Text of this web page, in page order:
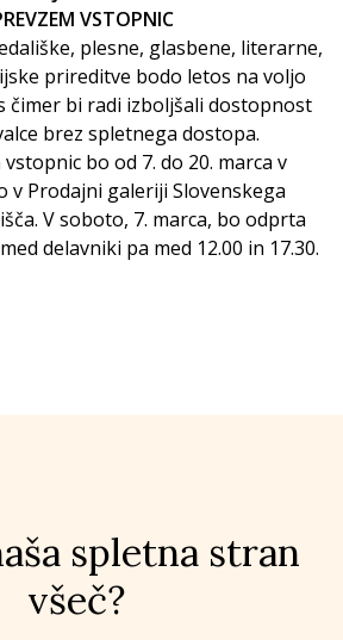
VSTOPNIC
plesne, glasbene, literarne,
prireditve bodo letos na voljo
čimer bi radi izboljšali dostopnost
brez spletnega dostopa.
bo od 7. do 20. marca v
v Prodajni galeriji Slovenskega
V soboto, 7. marca, bo odprta
delavniki pa med 12.00 in 17.30.
spletna stran
všeč?